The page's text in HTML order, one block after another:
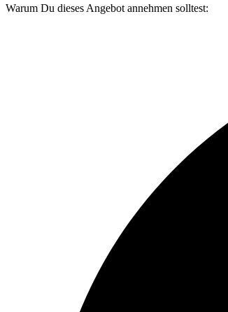
Warum Du dieses Angebot annehmen solltest: